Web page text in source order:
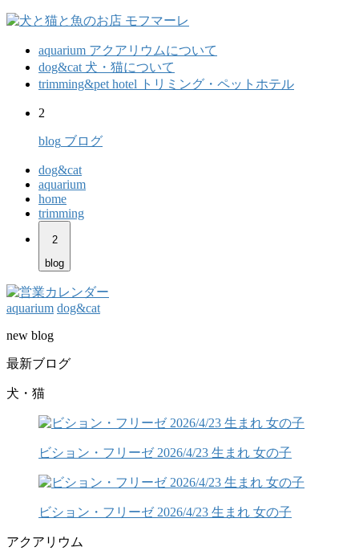
aquarium アクアリウムについて
dog&cat 犬・猫について
trimming&pet hotel
トリミング・ペットホテル
2
blog ブログ
dog&cat
aquarium
home
trimming
2
blog
aquarium dog&cat
new blog
最新ブログ
犬・猫
ビション・フリーゼ 2026/4/23 生まれ 女の子
ビション・フリーゼ 2026/4/23 生まれ 女の子
アクアリウム